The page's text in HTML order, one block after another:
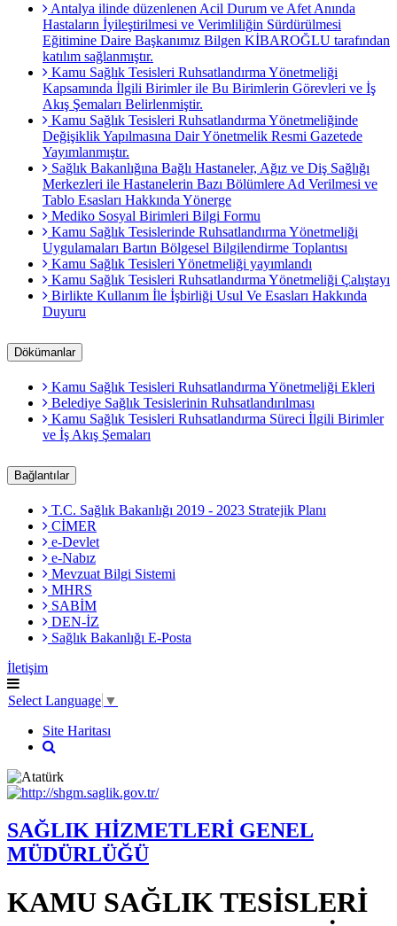
Antalya ilinde düzenlenen Acil Durum ve Afet Anında
Hastaların İyileştirilmesi ve Verimliliğin Sürdürülmesi
Eğitimine Daire Başkanımız Bilgen KİBAROĞLU tarafından
katılım sağlanmıştır.
Kamu Sağlık Tesisleri Ruhsatlandırma Yönetmeliği
Kapsamında İlgili Birimler ile Bu Birimlerin Görevleri ve İş
Akış Şemaları Belirlenmiştir.
Kamu Sağlık Tesisleri Ruhsatlandırma Yönetmeliğinde
Değişiklik Yapılmasına Dair Yönetmelik Resmi Gazetede
Yayımlanmıştır.
Sağlık Bakanlığına Bağlı Hastaneler, Ağız ve Diş Sağlığı
Merkezleri ile Hastanelerin Bazı Bölümlere Ad Verilmesi ve
Tablo Esasları Hakkında Yönerge
Mediko Sosyal Birimleri Bilgi Formu
Kamu Sağlık Tesislerinde Ruhsatlandırma Yönetmeliği
Uygulamaları Bartın Bölgesel Bilgilendirme Toplantısı
Kamu Sağlık Tesisleri Yönetmeliği yayımlandı
Kamu Sağlık Tesisleri Ruhsatlandırma Yönetmeliği Çalıştayı
Birlikte Kullanım İle İşbirliği Usul Ve Esasları Hakkında
Duyuru
Dökümanlar
Kamu Sağlık Tesisleri Ruhsatlandırma Yönetmeliği Ekleri
Belediye Sağlık Tesislerinin Ruhsatlandırılması
Kamu Sağlık Tesisleri Ruhsatlandırma Süreci İlgili Birimler
ve İş Akış Şemaları
Bağlantılar
T.C. Sağlık Bakanlığı 2019 - 2023 Stratejik Planı
CİMER
e-Devlet
e-Nabız
Mevzuat Bilgi Sistemi
MHRS
SABİM
DEN-İZ
Sağlık Bakanlığı E-Posta
İletişim
Select Language ▼
Site Haritası
SAĞLIK HİZMETLERİ GENEL
MÜDÜRLÜĞÜ
KAMU SAĞLIK TESİSLERİ